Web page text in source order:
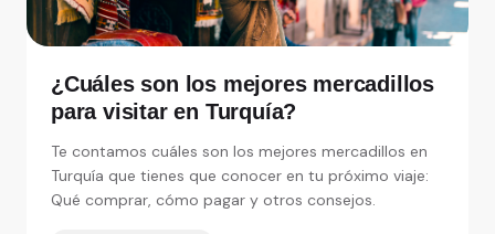
¿Cuáles son los mejores mercadillos
para visitar en Turquía?
Te contamos cuáles son los mejores mercadillos en
Turquía que tienes que conocer en tu próximo viaje:
Qué comprar, cómo pagar y otros consejos.